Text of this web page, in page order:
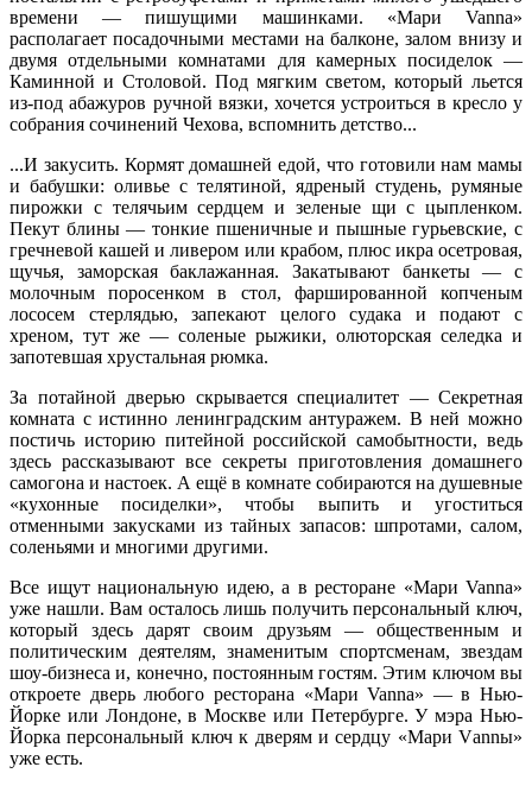
времени ― пишущими машинками. «Мари Vanna»
располагает посадочными местами на балконе, залом внизу и
двумя отдельными комнатами для камерных посиделок ―
Каминной и Столовой. Под мягким светом, который льется
из-под абажуров ручной вязки, хочется устроиться в кресло у
собрания сочинений Чехова, вспомнить детство...
...И закусить. Кормят домашней едой, что готовили нам мамы
и бабушки: оливье с телятиной, ядреный студень, румяные
пирожки с телячьим сердцем и зеленые щи с цыпленком.
Пекут блины ― тонкие пшеничные и пышные гурьевские, с
гречневой кашей и ливером или крабом, плюс икра осетровая,
щучья, заморская баклажанная. Закатывают банкеты ― с
молочным поросенком в стол, фаршированной копченым
лососем стерлядью, запекают целого судака и подают с
хреном, тут же ― соленые рыжики, олюторская селедка и
запотевшая хрустальная рюмка.
За потайной дверью скрывается специалитет ― Секретная
комната с истинно ленинградским антуражем. В ней можно
постичь историю питейной российской самобытности, ведь
здесь рассказывают все секреты приготовления домашнего
самогона и настоек. А ещё в комнате собираются на душевные
«кухонные посиделки», чтобы выпить и угоститься
отменными закусками из тайных запасов: шпротами, салом,
соленьями и многими другими.
Все ищут национальную идею, а в ресторане «Mари Vanna»
уже нашли. Вам осталось лишь получить персональный ключ,
который здесь дарят своим друзьям ― общественным и
политическим деятелям, знаменитым спортсменам, звездам
шоу-бизнеса и, конечно, постоянным гостям. Этим ключом вы
откроете дверь любого ресторана «Мари Vanna» ― в Нью-
Йорке или Лондоне, в Москве или Петербурге. У мэра Нью-
Йорка персональный ключ к дверям и сердцу «Мари Vаnnы»
уже есть.